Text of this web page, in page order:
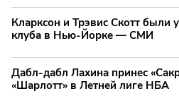
Кларксон и Трэвис Скотт были
клуба в Нью-Йорке — СМИ
Дабл-дабл Лахина принес
«Шарлотт» в Летней лиге НБА